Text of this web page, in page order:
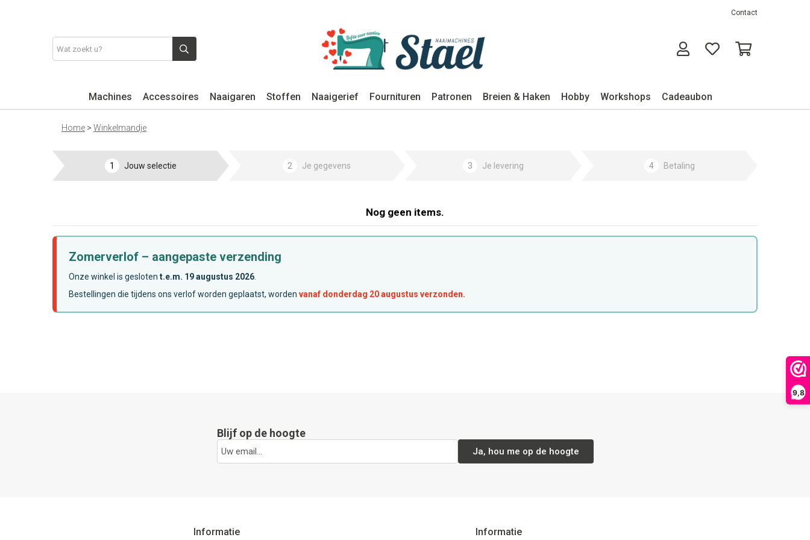
9,8
Contact
Machines Accessoires Naaigaren Stoffen Naaigerief Fournituren Patronen Breien & Haken Hobby Workshops Cadeaubon
Home > Winkelmandje
1 Jouw selectie 2 Je gegevens 3 Je levering 4 Betaling
Nog geen items.
Zomerverlof – aangepaste verzending
Onze winkel is gesloten t.e.m. 19 augustus 2026
Bestellingen die tijdens ons verlof worden geplaatst, worden vanaf donderdag 20 augustus verzonden.
Blijf op de hoogte
Ja, hou me op de hoogte
Informatie Informatie